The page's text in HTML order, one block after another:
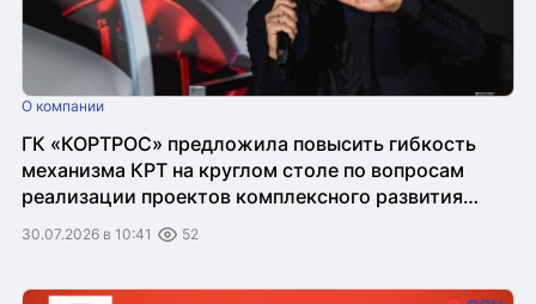
О компании
ГК «КОРТРОС» предложила повысить гибкость
механизма КРТ на круглом столе по вопросам
реализации проектов комплексного развития
территорий
30.07.2026 в 10:41 52